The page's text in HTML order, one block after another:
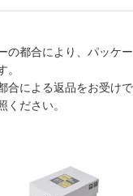
の都合により、パッケ
。
合による返品をお受け
ください。